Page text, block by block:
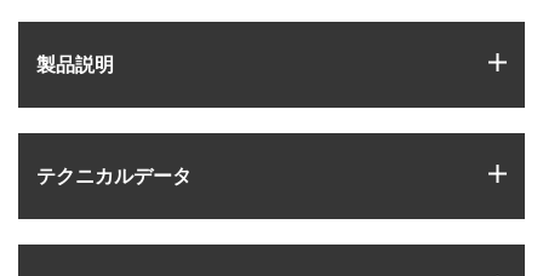
製品説明
テクニカルデータ